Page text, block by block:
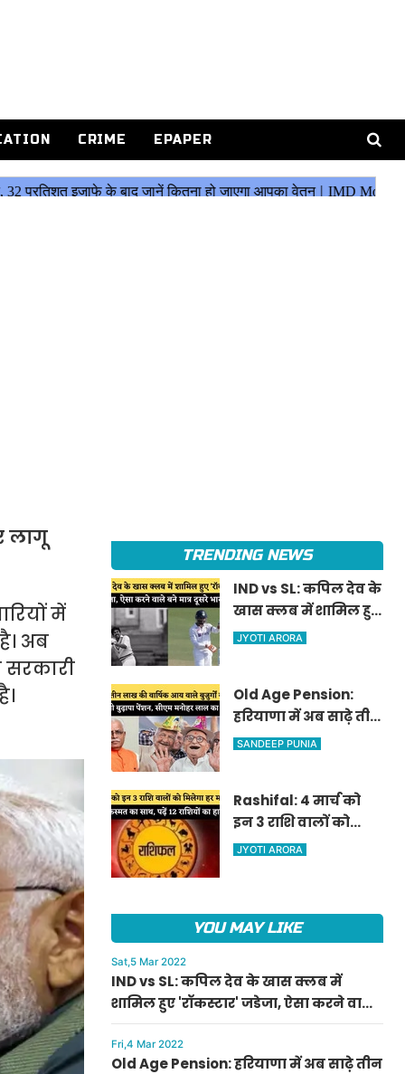
CRIME EPAPER
लागू
में
अब
सरकारी
TRENDING NEWS
IND vs SL: कपिल देव के
खास क्लब में शामिल हुए
'रॉकस्टार' जडेजा, ऐसा
JYOTI ARORA
Old Age Pension:
हरियाणा में अब साढ़े तीन
लाख की वार्षिक आय
सीएम मनोहर लाल का
ऐलान
SANDEEP PUNIA
Rashifal: 4 मार्च को
इन 3 राशि वालों को
मिलेगा हर मामले में
JYOTI ARORA
YOU MAY LIKE
Sat,5 Mar 2022
IND vs SL: कपिल देव के खास क्लब में
शामिल हुए 'रॉकस्टार' जडेजा, ऐसा करने वाले
बने मात्र दूसरे भारतीय
Fri,4 Mar 2022
Old Age Pension: हरियाणा में अब साढ़े तीन